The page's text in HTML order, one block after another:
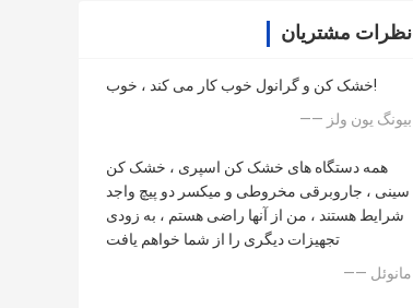
نظرات مشتریان
خشک کن و گرانول خوب کار می کند ، خوب!
—— بیونگ یون ولز
همه دستگاه های خشک کن اسپری ، خشک کن
سینی ، جاروبرقی مخروطی و میکسر دو پیچ واجد
شرایط هستند ، من از آنها راضی هستم ، به زودی
تجهیزات دیگری را از شما خواهم یافت
—— مانوئل